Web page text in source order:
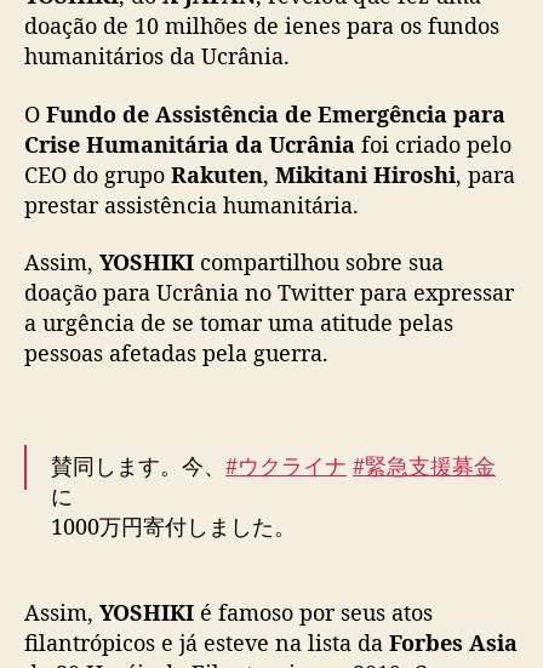
h
õ
d
e
i
s
p
a
f
u
h
u
doação de 10 milhões de ienes para os fundos
humanitários da Ucrânia.
O Fundo de Assistência de Emergência para
Crise Humanitária da Ucrânia foi criado pelo
CEO do grupo Rakuten, Mikitani Hiroshi, para
prestar assistência humanitária.
Assim, YOSHIKI compartilhou sobre sua
doação para Ucrânia no Twitter para expressar
a urgência de se tomar uma atitude pelas
pessoas afetadas pela guerra.
賛同します。今、 #ウクライナ #緊急支援募金
に
1000万円寄付しました。
Yes, I just donated 10,000,000 yen for
humanitarian fund of#Ukraine
Assim, YOSHIKI é famoso por seus atos
filantrópicos e já esteve na lista da Forbes Asia